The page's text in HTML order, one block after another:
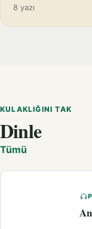
8 yazı
KULAKLIĞINI TAK
Dinle
Tümü